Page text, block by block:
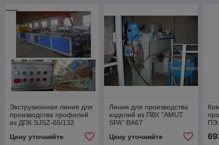
Экструзионная линия для
производства профилей
из ДПК SJSZ-65/132
Цену уточняйте
Линия для производства
изделий из ПВХ "AMUT
SPA" BA67
Цену уточняйте